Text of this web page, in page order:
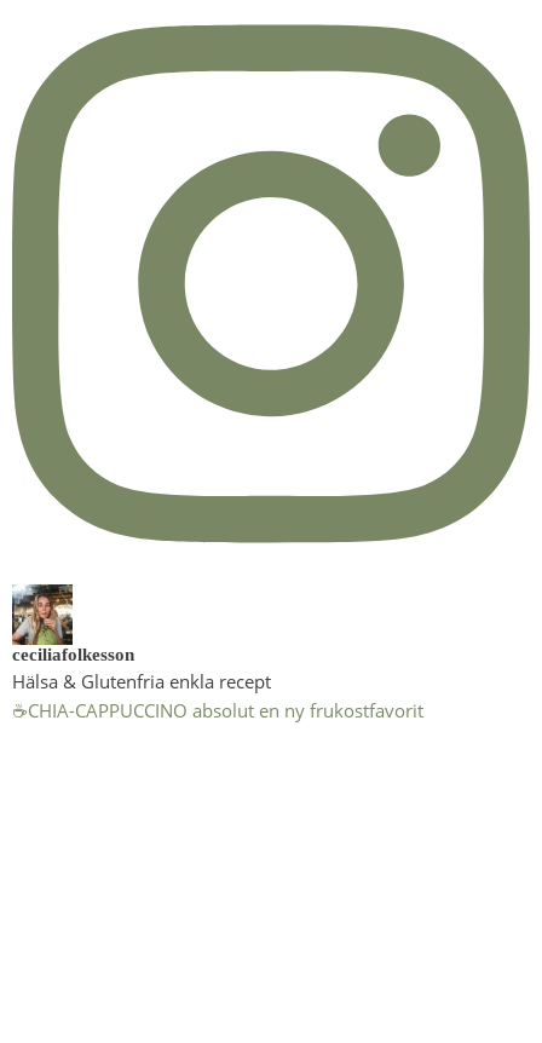
ceciliafolkesson
Hälsa & Glutenfria enkla recept
☕️CHIA-CAPPUCCINO absolut en ny frukostfavorit